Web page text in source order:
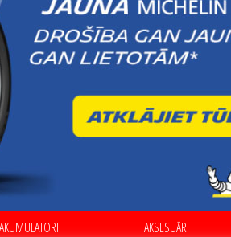
AKUMULATORI AKSESUĀRI